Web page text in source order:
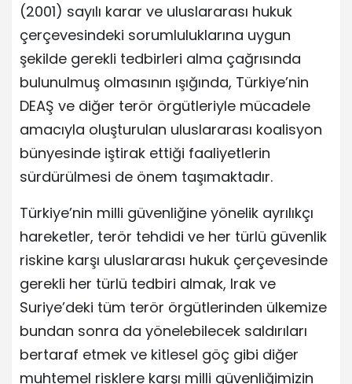
(2001) sayılı karar ve uluslararası hukuk
çerçevesindeki sorumluluklarına uygun
şekilde gerekli tedbirleri alma çağrısında
bulunulmuş olmasının ışığında, Türkiye’nin
DEAŞ ve diğer terör örgütleriyle mücadele
amacıyla oluşturulan uluslararası koalisyon
bünyesinde iştirak ettiği faaliyetlerin
sürdürülmesi de önem taşımaktadır.
Türkiye’nin milli güvenliğine yönelik ayrılıkçı
hareketler, terör tehdidi ve her türlü güvenlik
riskine karşı uluslararası hukuk çerçevesinde
gerekli her türlü tedbiri almak, Irak ve
Suriye’deki tüm terör örgütlerinden ülkemize
bundan sonra da yönelebilecek saldırıları
bertaraf etmek ve kitlesel göç gibi diğer
muhtemel risklere karşı milli güvenliğimizin